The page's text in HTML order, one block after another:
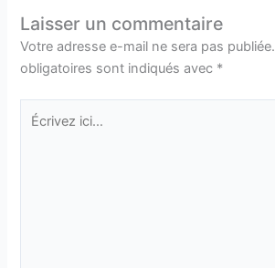
Laisser un commentaire
Votre adresse e-mail ne sera pas publiée.
obligatoires sont indiqués avec *
Écrivez
ici…